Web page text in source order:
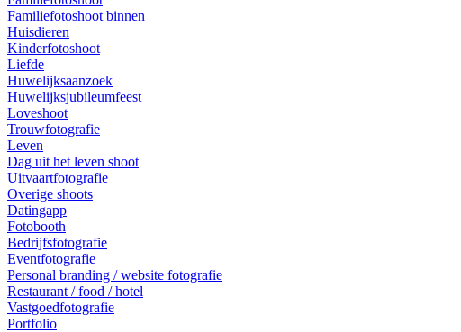
Familiefotoshoot binnen
Huisdieren
Kinderfotoshoot
Liefde
Huwelijksaanzoek
Huwelijksjubileumfeest
Loveshoot
Trouwfotografie
Leven
Dag uit het leven shoot
Uitvaartfotografie
Overige shoots
Datingapp
Fotobooth
Bedrijfsfotografie
Eventfotografie
Personal branding / website fotografie
Restaurant / food / hotel
Vastgoedfotografie
Portfolio